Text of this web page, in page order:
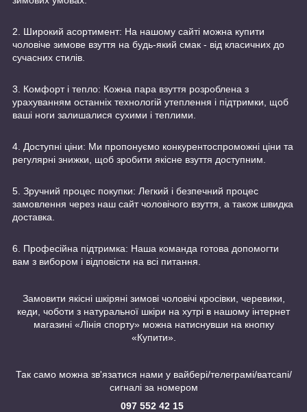
2. Широкий асортимент: На нашому сайті можна купити
чоловіче зимове взуття на будь-який смак - від класичних до
сучасних стилів.
3. Комфорт і тепло: Кожна пара взуття розроблена з
урахуванням останніх технологій утеплення і підтримки, щоб
ваші ноги залишалися сухими і теплими.
4. Доступні ціни: Ми пропонуємо конкурентоспроможні ціни та
регулярні знижки, щоб зробити якісне взуття доступним.
5. Зручний процес покупки: Легкий і безпечний процес
замовлення через наш сайт чоловічого взуття, а також швидка
доставка.
6. Професійна підтримка: Наша команда готова допомогти
вам з вибором і відповісти на всі питання.
Замовити якісні шкіряні зимові чоловічі кросівки, черевики,
кеди, чоботи з натуральної шкіри на хутрі в нашому інтернет
магазині «Лінія спорту» можна натиснувши на кнопку
«Купити».
Так само можна зв'язатися нами у вайбері/телеграмі/ватсапі/
сигналі за номером
097 552 42 15